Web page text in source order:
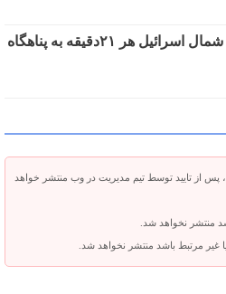
لیبرمن: ساکنان شمال اسرائیل هر ۲۱دقیقه به پناهگاه
از تایید توسط تیم مدیریت در وب منتشر خواهد
منتشر نخواهد شد.
غیر مرتبط باشد منتشر نخواهد شد.